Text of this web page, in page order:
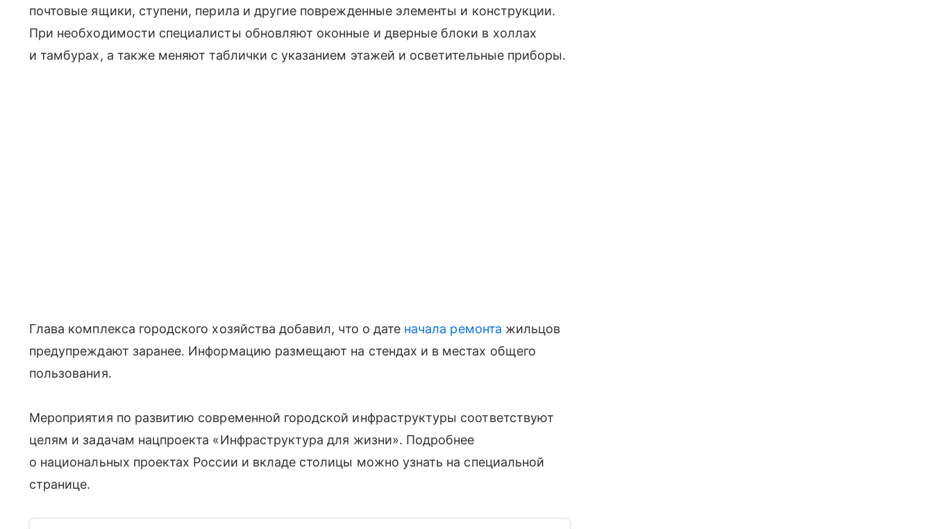
почтовые ящики, ступени, перила и другие поврежденные элементы и конструкции.
При необходимости специалисты обновляют оконные и дверные блоки в холлах
и тамбурах, а также меняют таблички с указанием этажей и осветительные приборы.
Глава комплекса городского хозяйства добавил, что о дате начала ремонта жильцов
предупреждают заранее. Информацию размещают на стендах и в местах общего
пользования.
Мероприятия по развитию современной городской инфраструктуры соответствуют
целям и задачам нацпроекта «Инфраструктура для жизни». Подробнее
о национальных проектах России и вкладе столицы можно узнать на специальной
странице.